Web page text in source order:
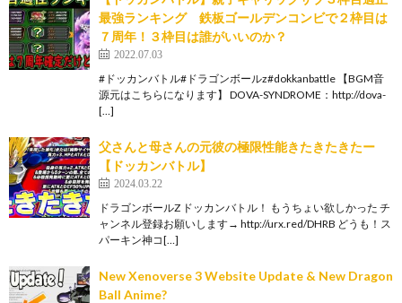
最強ランキング 鉄板ゴールデンコンビで２枠目は
７周年！３枠目は誰がいいのか？
2022.07.03
#ドッカンバトル#ドラゴンボールz#dokkanbattle 【BGM音
源元はこちらになります】 DOVA-SYNDROME：http://dova-
[…]
父さんと母さんの元彼の極限性能きたきたきたー
【ドッカンバトル】
2024.03.22
ドラゴンボールZ ドッカンバトル！ もうちょい欲しかった チ
ャンネル登録お願いします→ http://urx.red/DHRB どうも！ス
パーキン神コ[…]
New Xenoverse 3 Website Update & New Dragon
Ball Anime?